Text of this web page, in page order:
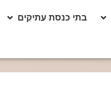
בתי כנסת עתיקים